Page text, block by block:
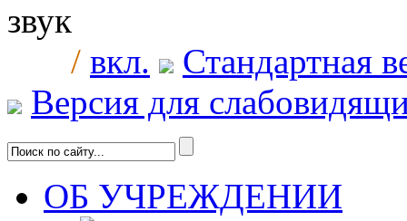
звук
/ вкл.
Стандартная
Версия для
ОБ УЧРЕЖДЕНИИ